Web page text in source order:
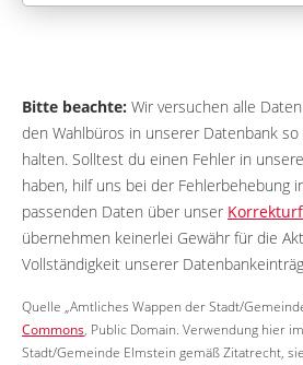
Bitte beachte: Wir versuchen alle
den Wahlbüros in unserer Datenbank
halten. Solltest du einen Fehler in
haben, hilf uns bei der Fehlerbehebung
passenden Daten über unser
übernehmen keinerlei Gewähr für die
Vollständigkeit unserer
Quelle „Amtliches Wappen der Stadt/
Commons, Public Domain. Verwendung hier
Stadt/Gemeinde Elmstein gemäß Zitatrecht,